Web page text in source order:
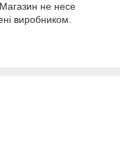
не несе
виробником.